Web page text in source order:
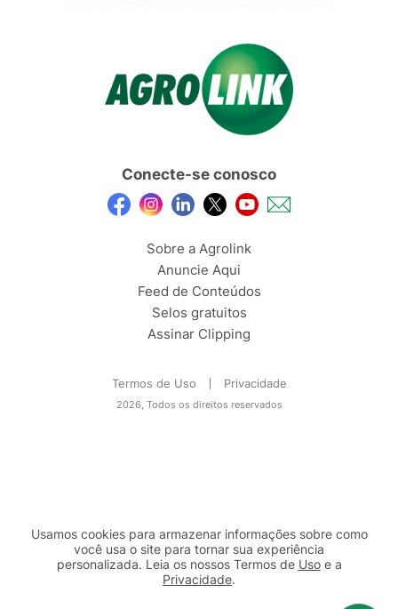
Conecte-se conosco
Sobre a Agrolink
Anuncie Aqui
Feed de Conteúdos
Selos gratuitos
Assinar Clipping
Termos de Uso Privacidade
2026, Todos os direitos reservados
Usamos cookies para armazenar informações sobre como
você usa o site para tornar sua experiência
personalizada. Leia os nossos Termos de Usoe a
Privacidade.